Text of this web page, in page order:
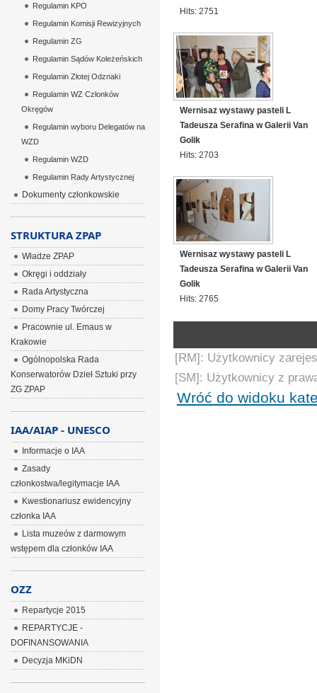
Hits: 2751
Wernisaz wystawy pasteli L
Tadeusza Serafina w Galerii Van
Golik
Hits: 2703
Wernisaz wystawy pasteli L
Tadeusza Serafina w Galerii Van
Golik
Hits: 2765
[RM]: Użytkownicy
[SM]: Użytkownicy z
Wróć do widoku
Regulamin KPO
Regulamin Komisji Rewizyjnych
Regulamin ZG
Regulamin Sądów Koleżeńskich
Regulamin Złotej Odznaki
Regulamin WZ Członków
Okręgów
Regulamin wyboru Delegatów na
WZD
Regulamin WZD
Regulamin Rady Artystycznej
Dokumenty członkowskie
STRUKTURA ZPAP
Władze ZPAP
Okręgi i oddziały
Rada Artystyczna
Domy Pracy Twórczej
Pracownie ul. Emaus w
Krakowie
Ogólnopolska Rada
Konserwatorów Dzieł Sztuki przy
ZG ZPAP
IAA/AIAP - UNESCO
Informacje o IAA
Zasady
członkostwa/legitymacje IAA
Kwestionariusz ewidencyjny
członka IAA
Lista muzeów z darmowym
wstępem dla członków IAA
OZZ
Repartycje 2015
REPARTYCJE -
DOFINANSOWANIA
Decyzja MKiDN